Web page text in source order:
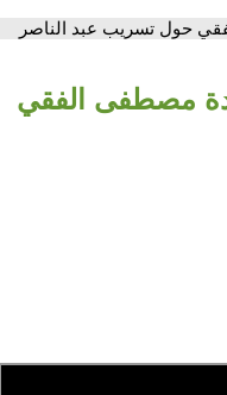
حول تسريب عبد الناصر
مصطفى الفقي